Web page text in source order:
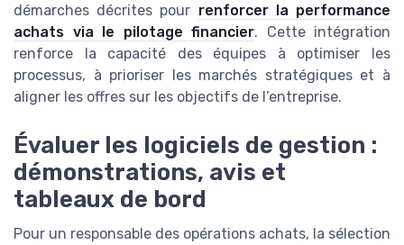
démarches décrites pour renforcer la performance
achats via le pilotage financier. Cette intégration
renforce la capacité des équipes à optimiser les
processus, à prioriser les marchés stratégiques et à
aligner les offres sur les objectifs de l’entreprise.
Évaluer les logiciels de gestion :
démonstrations, avis et
tableaux de bord
Pour un responsable des opérations achats, la sélection